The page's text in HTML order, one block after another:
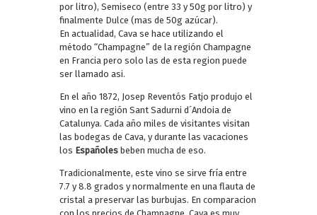
por litro), Semiseco (entre 33 y 50g por litro) y
finalmente Dulce (mas de 50g azúcar).
En actualidad, Cava se hace utilizando el
método “Champagne” de la región Champagne
en Francia pero solo las de esta region puede
ser llamado asi.
En el año 1872, Josep Reventós Fatjo produjo el
vino en la región Sant Sadurni d´Andoia de
Catalunya. Cada año miles de visitantes visitan
las bodegas de Cava, y durante las vacaciones
los Españoles beben mucha de eso.
Tradicionalmente, este vino se sirve fría entre
7.7 y 8.8 grados y normalmente en una flauta de
cristal a preservar las burbujas. En comparacion